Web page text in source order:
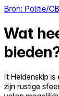
Bron: Politie/
Wat
It Heidenskip
zijn rustige